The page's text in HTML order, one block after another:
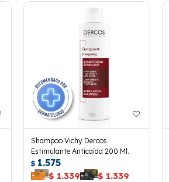
Shampoo Vichy Dercos
Estimulante Anticaída 200 Ml.
$ 1.575
$ 1.339 $ 1.339